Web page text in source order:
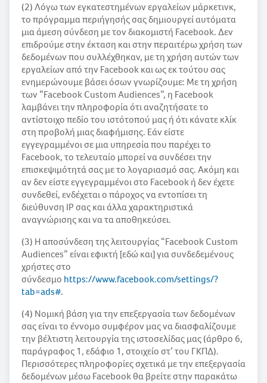
(2) Λόγω των εγκατεστημένων εργαλείων μάρκετινκ,
το πρόγραμμα περιήγησής σας δημιουργεί αυτόματα
μια άμεση σύνδεση με τον διακομιστή Facebook. Δεν
επιδρούμε στην έκταση και στην περαιτέρω χρήση των
δεδομένων που συλλέχθηκαν, με τη χρήση αυτών των
εργαλείων από την Facebook και ως εκ τούτου σας
ενημερώνουμε βάσει όσων γνωρίζουμε: Με τη χρήση
των ”Facebook Custom Audiences”, η Facebook
λαμβάνει την πληροφορία ότι αναζητήσατε το
αντίστοιχο πεδίο του ιστότοπού μας ή ότι κάνατε κλίκ
στη προβολή μιας διαφήμισης. Εάν είστε
εγγεγραμμένοι σε μια υπηρεσία που παρέχει το
Facebook, το τελευταίο μπορεί να συνδέσει την
επισκεψιμότητά σας με το λογαριασμό σας. Ακόμη και
αν δεν είστε εγγεγραμμένοι στο Facebook ή δεν έχετε
συνδεθεί, ενδέχεται ο πάροχος να εντοπίσει τη
διεύθυνση IP σας και άλλα χαρακτηριστικά
αναγνώρισης και να τα αποθηκεύσει.
(3) Η αποσύνδεση της λειτουργίας “Facebook Custom
Audiences” είναι εφικτή [εδώ και] για συνδεδεμένους
χρήστες στο
σύνδεσμο https://www.facebook.com/settings/?
tab=ads#.
(4) Νομική βάση για την επεξεργασία των δεδομένων
σας είναι το έννομο συμφέρον μας να διασφαλίζουμε
την βέλτιστη λειτουργία της ιστοσελίδας μας (άρθρο 6,
παράγραφος 1, εδάφιο 1, στοιχείο στ’ του ΓΚΠΔ).
Περισσότερες πληροφορίες σχετικά με την επεξεργασία
δεδομένων μέσω Facebook θα βρείτε στην παρακάτω